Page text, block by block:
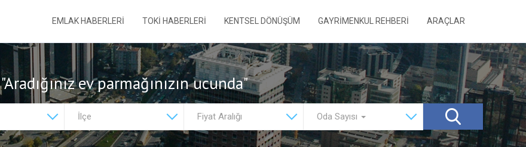
EMLAK HABERLERİ TOKİ HABERLERİ KENTSEL DÖNÜŞÜM GAYRİMENKUL REHBERİ ARAÇLAR
"Aradığınız ev parmağınızın ucunda"
Fiyat Aralığı Oda Sayısı